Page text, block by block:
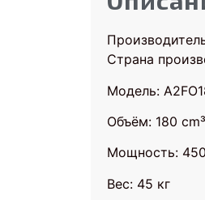
Страна
Модель:
Объём: 180 cm³
Мощность:
Вес: 45 кг